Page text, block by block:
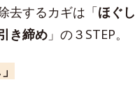
去するカギは「ほぐし
き締め 」の３STEP。